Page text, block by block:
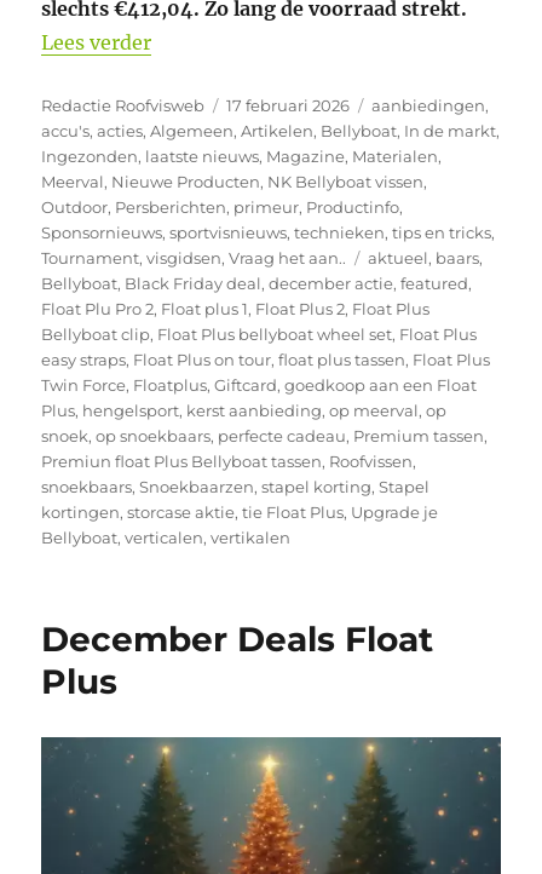
slechts €412,04. Zo lang de voorraad strekt.
Lees verder“Soms klopt alles gewoon!”
Auteur
Redactie Roofvisweb
Geplaatst
op
17 februari 2026 Categorieën
aanbiedingen,
accu's,acties,Algemeen,Artikelen, Bellyboat, In de markt,
Ingezonden, laatste nieuws, Magazine, Materialen,
Meerval, Nieuwe Producten, NK Bellyboat vissen,
Outdoor, Persberichten, primeur, Productinfo,
Sponsornieuws,sportvisnieuws,technieken,tips en tricks,
Tournament,visgidsen,Vraag het aan.. Tags
aktueel, baars,
Bellyboat, Black Friday deal,december actie,featured,
Float Plu Pro 2, Float plus 1, Float Plus 2, Float Plus
Bellyboat clip, Float Plus bellyboat wheel set, Float Plus
easy straps, Float Plus on tour,float plus tassen, Float Plus
Twin Force, Floatplus,Giftcard,goedkoop aan een Float
Plus, hengelsport, kerst aanbieding,op meerval,op
snoek,op snoekbaars, perfecte cadeau, Premium tassen,
Premiun float Plus Bellyboat tassen, Roofvissen,
snoekbaars,Snoekbaarzen,stapel korting,Stapel
kortingen,storcase aktie,tie Float Plus, Upgrade je
Bellyboat,verticalen,vertikalen
December Deals Float
Plus